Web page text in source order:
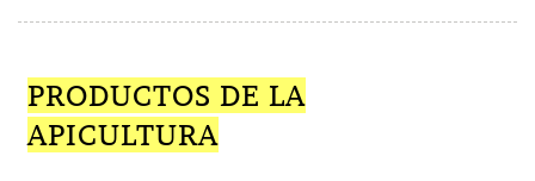
PRODUCTOS DE LA
APICULTURA